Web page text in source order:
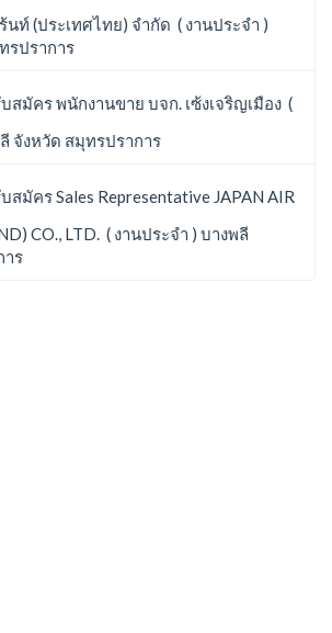
นท์ (ประเทศไทย) จำกัด ( งานประจำ )
รปราการ
สมัคร พนักงานขาย บจก. เซ้งเจริญเมือง (
จังหวัด สมุทรปราการ
สมัคร Sales Representative JAPAN AIR
CO., LTD. ( งานประจำ ) บางพลี
าร